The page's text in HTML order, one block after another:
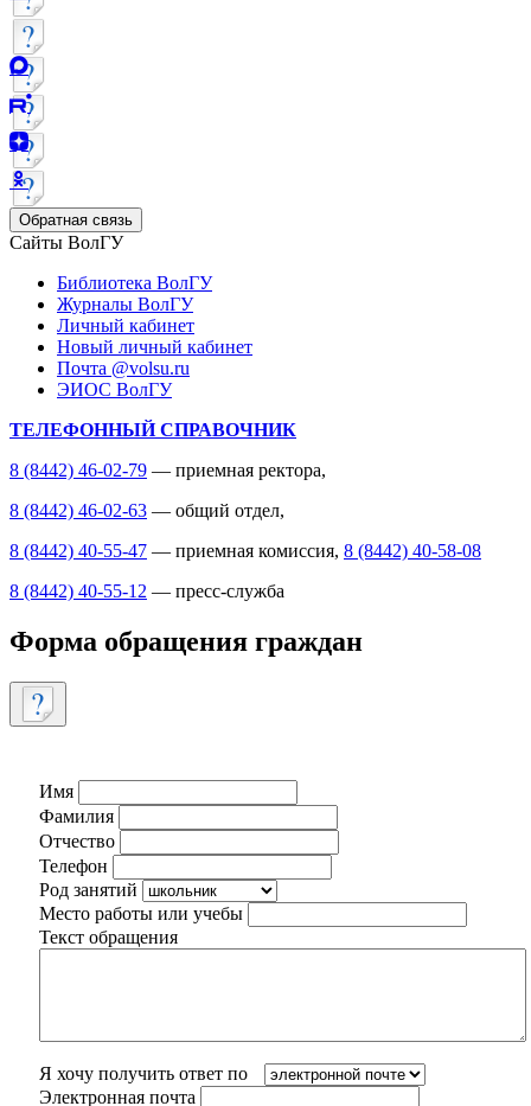
Обратная связь
Сайты ВолГУ
Библиотека ВолГУ
Журналы ВолГУ
Личный кабинет
Новый личный кабинет
Почта @volsu.ru
ЭИОС ВолГУ
ТЕЛЕФОННЫЙ СПРАВОЧНИК
8 (8442) 46-02-79 — приемная ректора,
8 (8442) 46-02-63 — общий отдел,
8 (8442) 40-55-47 — приемная комиссия, 8 (8442) 40-58-08
8 (8442) 40-55-12 — пресс-служба
Форма обращения граждан
Имя
Фамилия
Отчество
Телефон
Род занятий
Место работы или учебы
Текст обращения
Я хочу получить ответ по
Электронная почта